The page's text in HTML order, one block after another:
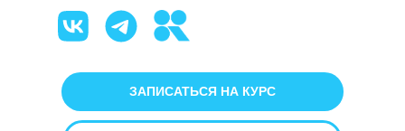
ЗАПИСАТЬСЯ НА КУРС